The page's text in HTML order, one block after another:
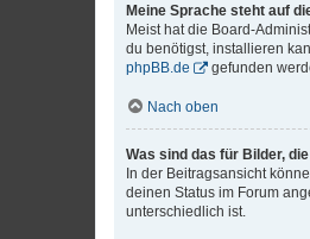
Meine Sprache steht auf
Meist hat die Board-
du benötigst, installieren
phpBB.de
gefunden
Nach oben
Was sind das für Bilder,
In der Beitragsansicht
deinen Status im Forum
unterschiedlich ist.